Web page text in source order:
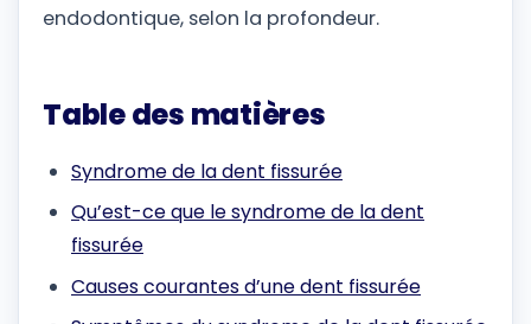
endodontique, selon la profondeur.
Table des matières
Syndrome de la dent fissurée
Qu’est-ce que le syndrome de la dent
fissurée
Causes courantes d’une dent fissurée